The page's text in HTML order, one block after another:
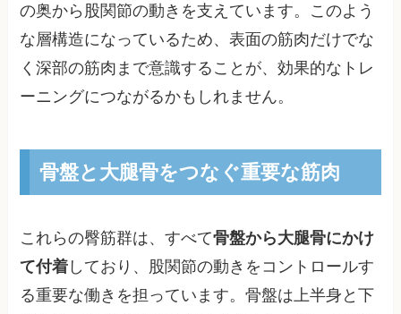
の奥から股関節の動きを支えています。このよう
な層構造になっているため、表面の筋肉だけでな
く深部の筋肉まで意識することが、効果的なトレ
ーニングにつながるかもしれません。
骨盤と大腿骨をつなぐ重要な筋肉
これらの臀筋群は、すべて骨盤から大腿骨にかけ
て付着 しており、股関節の動きをコントロールす
る重要な働きを担っています。骨盤は上半身と下